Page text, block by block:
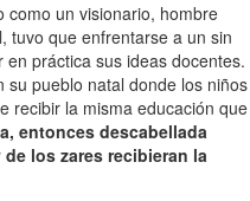
como un visionario, hombre
tuvo que enfrentarse a un sin
práctica sus ideas docentes.
su pueblo natal donde los niños
recibir la misma educación que
entonces descabellada
los zares recibieran la